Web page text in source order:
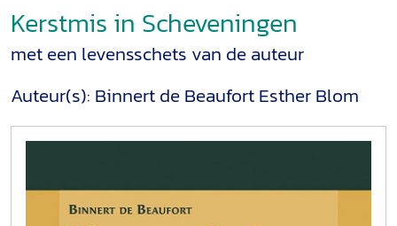
Kerstmis in Scheveningen
met een levensschets van de auteur
Auteur(s): Binnert de BeaufortEsther Blom